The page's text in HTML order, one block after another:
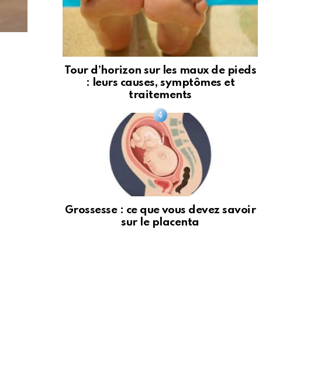
Tour d’horizon sur les maux de pieds
: leurs causes, symptômes et
traitements
Grossesse : ce que vous devez savoir
sur le placenta